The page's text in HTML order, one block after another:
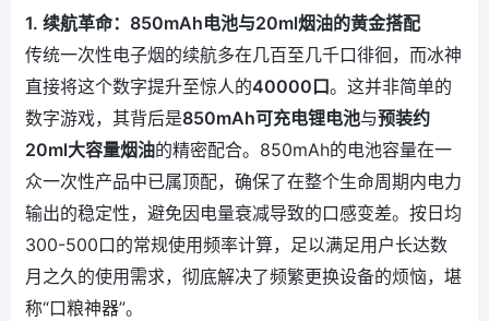
1. 续航革命：850mAh电池与20ml烟油的黄金搭配
传统一次性电子烟的续航多在几百至几千口徘徊，而冰神
直接将这个数字提升至惊人的40000口。这并非简单的
数字游戏，其背后是850mAh可充电锂电池与预装约
20ml大容量烟油的精密配合。850mAh的电池容量在一
众一次性产品中已属顶配，确保了在整个生命周期内电力
输出的稳定性，避免因电量衰减导致的口感变差。按日均
300-500口的常规使用频率计算，足以满足用户长达数
月之久的使用需求，彻底解决了频繁更换设备的烦恼，堪
称“口粮神器”。